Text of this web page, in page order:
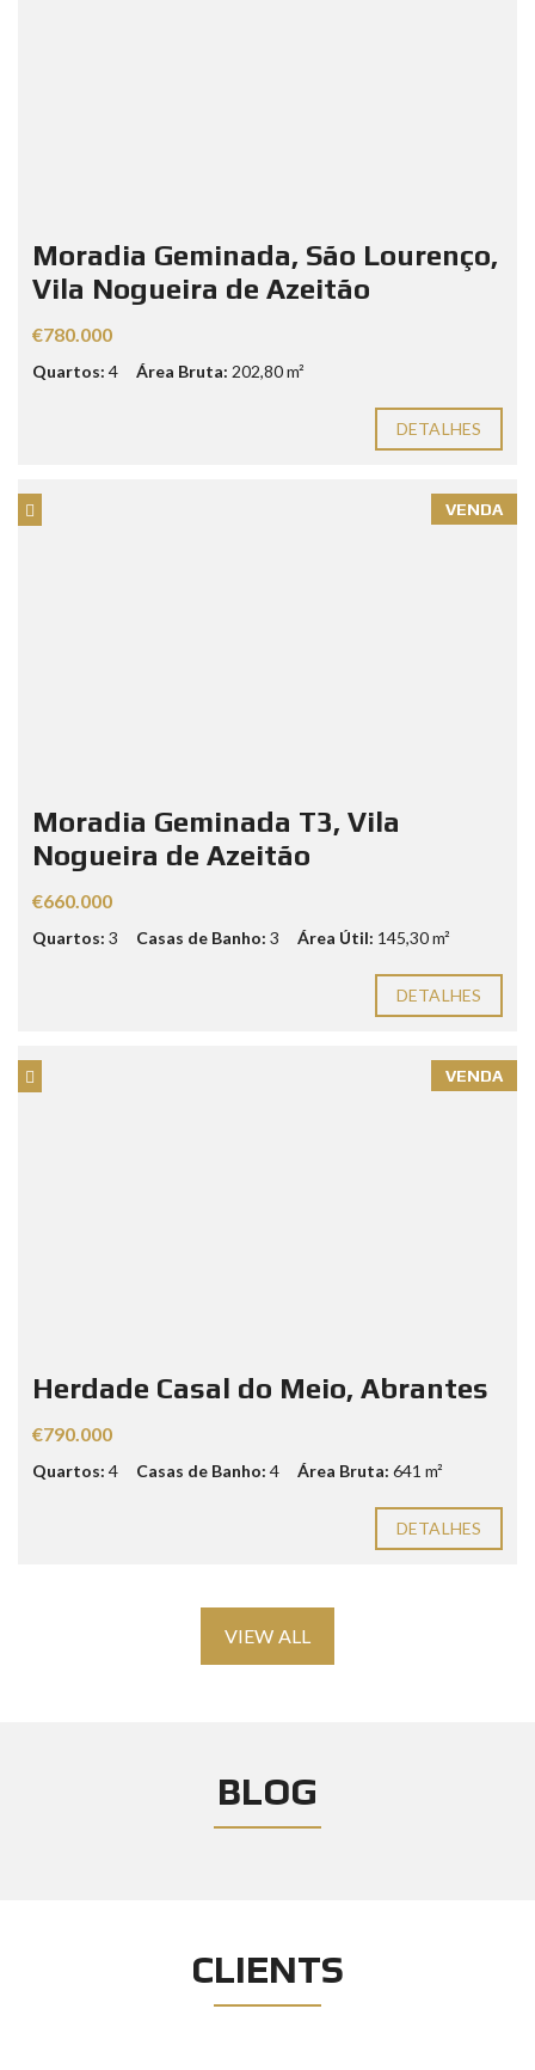
Moradia Geminada, São Lourenço,
Vila Nogueira de Azeitão
€780.000
Quartos: 4 Área Bruta: 202,80 m²
DETALHES
VENDA
Moradia Geminada T3, Vila
Nogueira de Azeitão
€660.000
Quartos: 3 Casas de Banho: 3 Área Útil: 145,30 m²
DETALHES
VENDA
Herdade Casal do Meio, Abrantes
€790.000
Quartos: 4 Casas de Banho: 4 Área Bruta: 641 m²
DETALHES
VIEW ALL
BLOG
CLIENTS